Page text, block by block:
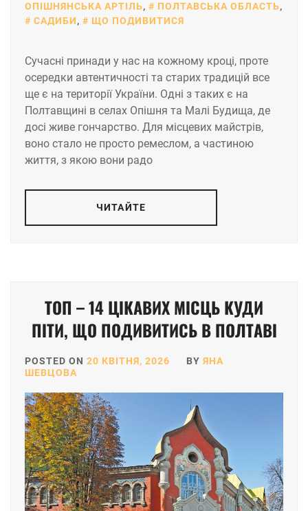
ОПІШНЯНСЬКА АРТІЛЬ, ПОЛТАВСЬКА ОБЛАСТЬ,
САДИБИ, ЩО ПОДИВИТИСЯ
Сучасні принади у нас на кожному кроці, проте
осередки автентичності та старих традицій все
ще є на території України. Одні з таких є на
Полтавщині в селах Опішня та Малі Будища, де
досі живе гончарство. Для місцевих майстрів,
воно стало не просто ремеслом, а частиною
життя, з якою вони радо
ЧИТАЙТЕ
ТОП – 14 ЦІКАВИХ МІСЦЬ КУДИ
ПІТИ, ЩО ПОДИВИТИСЬ В ПОЛТАВІ
POSTED ON 20 КВІТНЯ, 2026 BY ЯНА
ШЕВЦОВА